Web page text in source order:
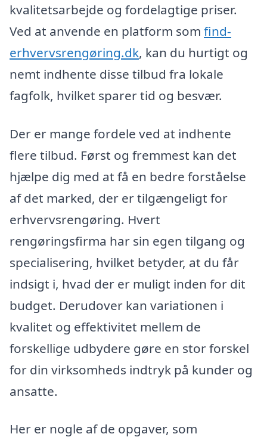
kvalitetsarbejde og fordelagtige priser.
Ved at anvende en platform som find-
erhvervsrengøring.dk, kan du hurtigt og
nemt indhente disse tilbud fra lokale
fagfolk, hvilket sparer tid og besvær.
Der er mange fordele ved at indhente
flere tilbud. Først og fremmest kan det
hjælpe dig med at få en bedre forståelse
af det marked, der er tilgængeligt for
erhvervsrengøring. Hvert
rengøringsfirma har sin egen tilgang og
specialisering, hvilket betyder, at du får
indsigt i, hvad der er muligt inden for dit
budget. Derudover kan variationen i
kvalitet og effektivitet mellem de
forskellige udbydere gøre en stor forskel
for din virksomheds indtryk på kunder og
ansatte.
Her er nogle af de opgaver, som